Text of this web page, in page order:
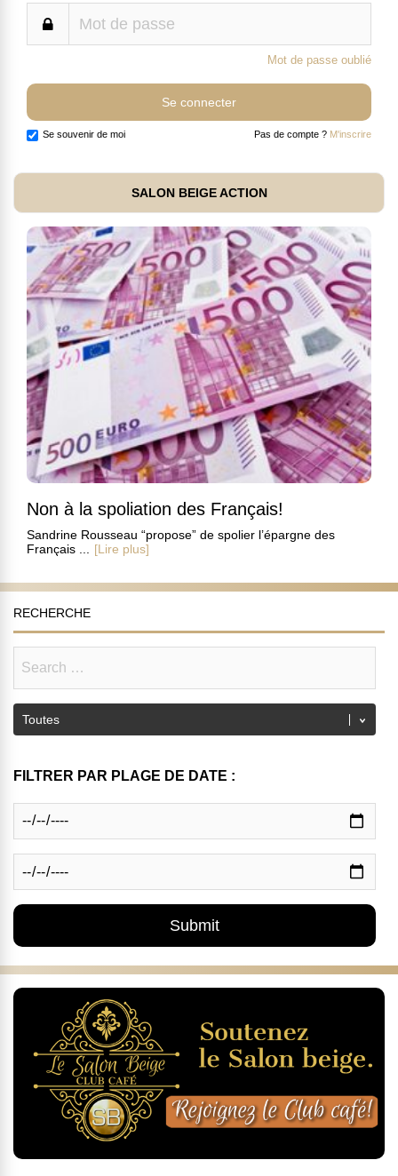
Mot de passe oublié
Se souvenir de moi Pas de compte ? M'inscrire
SALON BEIGE ACTION
Non à la spoliation des Français!
Sandrine Rousseau “propose” de spolier l’épargne des
Français ...
[Lire plus]
RECHERCHE
FILTRER PAR PLAGE DE DATE :